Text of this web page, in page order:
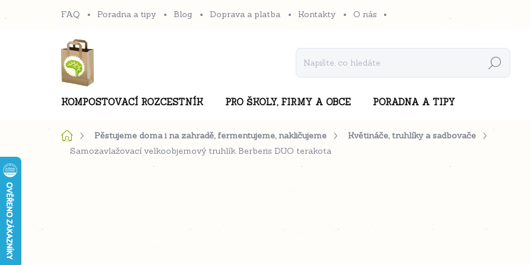
na
FAQ Poradna a tipy Blog Doprava a platba Kontakty O nás
Hledat
KOMPOSTOVACÍ ROZCESTNÍK PRO ŠKOLY, FIRMY A OBCE PORADNA A TIPY
DomůPěstujeme doma i na zahradě, fermentujeme, nakličujeme
Květináče, truhlíky a sadbovače
Samozavlažovací velkoobjemový truhlík Berberis DUO terakota